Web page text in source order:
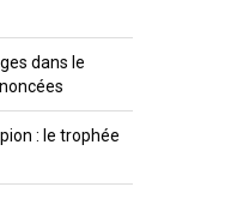
dans le
: le trophée